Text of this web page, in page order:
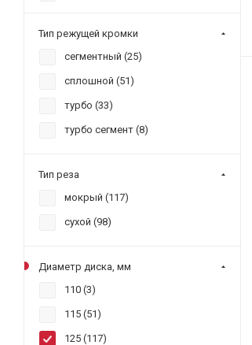
REDCHILI (
Trio Diamond (1
VertexTools (
ВИХРЬ (
Тип режущей кромки
сегментный (25)
сплошной (51)
турбо (33)
турбо сегмент (8)
Тип реза
мокрый (117)
сухой (98)
Диаметр диска, мм
110 (3)
115 (51)
125 (117)